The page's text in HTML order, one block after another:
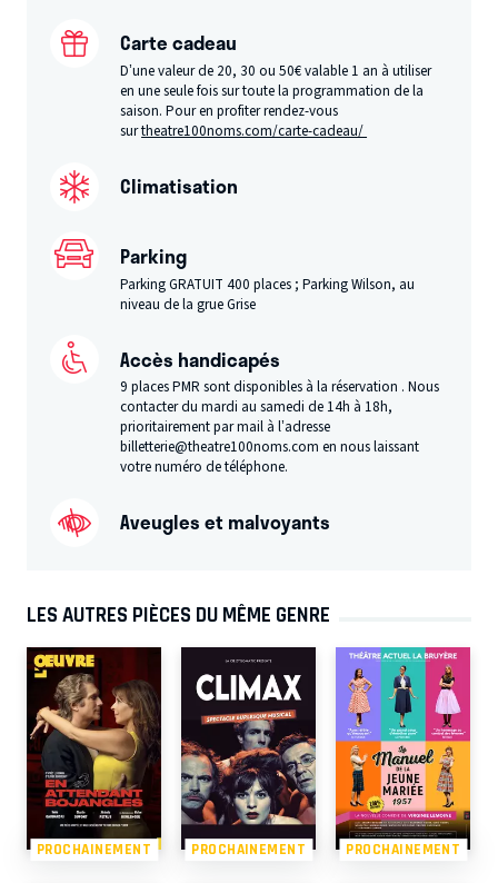
Carte cadeau
D’une valeur de 20, 30 ou 50€ valable 1 an à utiliser
en une seule fois sur toute la programmation de la
saison. Pour en profiter rendez-vous
surtheatre100noms.com/carte-cadeau/
Climatisation
Parking
Parking GRATUIT 400 places ; Parking Wilson, au
niveau de la grue Grise
Accès handicapés
9 places PMR sont disponibles à la réservation . Nous
contacter du mardi au samedi de 14h à 18h,
prioritairement par mail à l’adresse
billetterie@theatre100noms.com en nous laissant
votre numéro de téléphone.
Aveugles et malvoyants
LES AUTRES PIÈCES DU MÊME GENRE
PROCHAINEMENT PROCHAINEMENT PROCHAINEMENT